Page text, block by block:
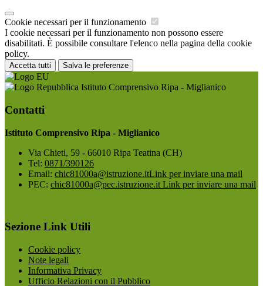
Cookie necessari per il funzionamento
I cookie necessari per il funzionamento non possono essere
disabilitati. È possibile consultare l'elenco nella pagina della cookie
policy.
Accetta tutti Salva le preferenze
Istituto Comprensivo Ripa - Miglianico
Contatti
Istituto Comprensivo Ripa - Miglianico
Via Chieti, 59 - 66010 Ripa Teatina (CH)
Tel: 0871/390126
Email: chic81000a@istruzione.itLink per inviare una mail
PEC: chic81000a@pec.istruzione.it Link per inviare una mail
Sezione Link Utili
Cookie policy
Note legali
Informativa Privacy
Ufficio Relazioni con il Pubblico